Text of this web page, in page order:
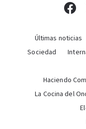
Últimas noticias
Sociedad
Haciendo
La Cocina del